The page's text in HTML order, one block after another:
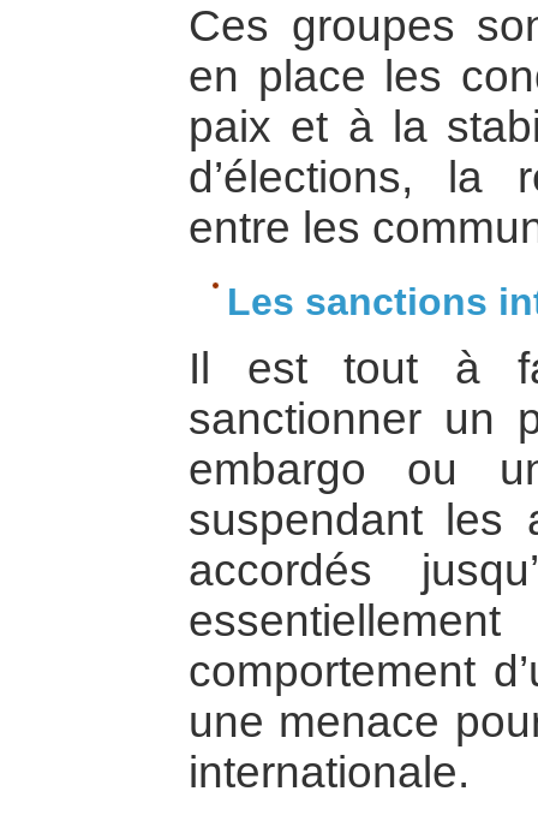
Ces groupes
en place les
paix et à la
d’élections, la
entre les
Les sanctions
Il est tout à
sanctionner un
embargo ou
suspendant les
accordés
comportement
une menace
internationale.